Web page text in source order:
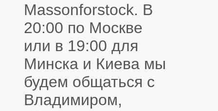
Massonforstock. В
20:00 по Москве
или в 19:00 для
Минска и Киева мы
будем общаться с
Владимиром,